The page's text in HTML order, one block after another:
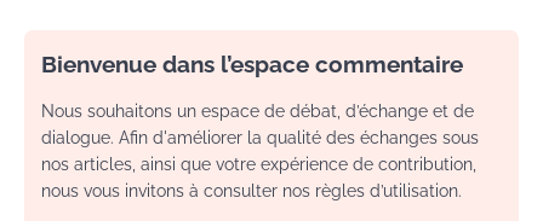
Bienvenue dans l’espace commentaire
Nous souhaitons un espace de débat, d’échange et de
dialogue. Afin d'améliorer la qualité des échanges sous
nos articles, ainsi que votre expérience de contribution,
nous vous invitons à consulter nos règles d’utilisation.